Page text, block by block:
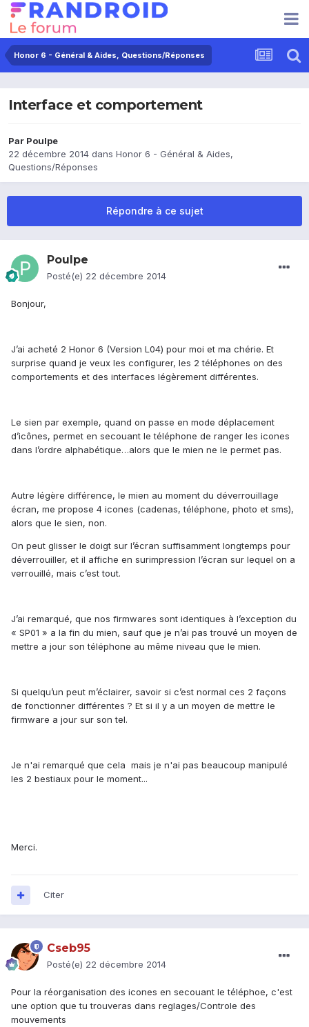
Honor 6 - Général & Aides, Questions/Réponses
Interface et comportement
Par Poulpe
22 décembre 2014 dans Honor 6 - Général & Aides,
Questions/Réponses
Répondre à ce sujet
Poulpe
Posté(e) 22 décembre 2014
Bonjour,
J’ai acheté 2 Honor 6 (Version L04) pour moi et ma chérie. Et
surprise quand je veux les configurer, les 2 téléphones on des
comportements et des interfaces légèrement différentes.
Le sien par exemple, quand on passe en mode déplacement
d’icônes, permet en secouant le téléphone de ranger les icones
dans l’ordre alphabétique…alors que le mien ne le permet pas.
Autre légère différence, le mien au moment du déverrouillage
écran, me propose 4 icones (cadenas, téléphone, photo et sms),
alors que le sien, non.
On peut glisser le doigt sur l’écran suffisamment longtemps pour
déverrouiller, et il affiche en surimpression l’écran sur lequel on a
verrouillé, mais c’est tout.
J’ai remarqué, que nos firmwares sont identiques à l’exception du
« SP01 » a la fin du mien, sauf que je n’ai pas trouvé un moyen de
mettre a jour son téléphone au même niveau que le mien.
Si quelqu’un peut m’éclairer, savoir si c’est normal ces 2 façons
de fonctionner différentes ? Et si il y a un moyen de mettre le
firmware a jour sur son tel.
Je n'ai remarqué que cela mais je n'ai pas beaucoup manipulé
les 2 bestiaux pour le moment...
Merci.
Citer
Cseb95
Posté(e) 22 décembre 2014
Pour la réorganisation des icones en secouant le téléphoe, c'est
une option que tu trouveras dans reglages/Controle des
mouvements